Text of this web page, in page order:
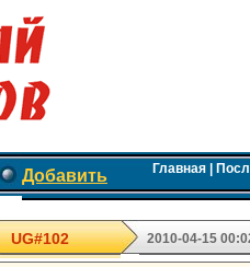
Добавить Главная|
UG#102 2010-04-15